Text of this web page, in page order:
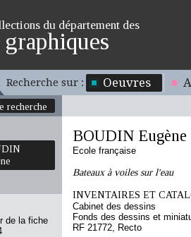
du département des
graphiques
Recherche sur : Oeuvres
recherche
de la fiche
BOUDIN Eugène
Ecole française
Bateaux à voiles sur l'eau
INVENTAIRES ET
Cabinet des dessins
Fonds des dessins et
RF 21772, Recto